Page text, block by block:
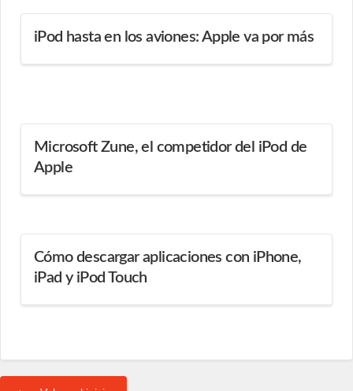
iPod hasta en los aviones: Apple va por más
Microsoft Zune, el competidor del iPod de
Apple
Cómo descargar aplicaciones con iPhone,
iPad y iPod Touch